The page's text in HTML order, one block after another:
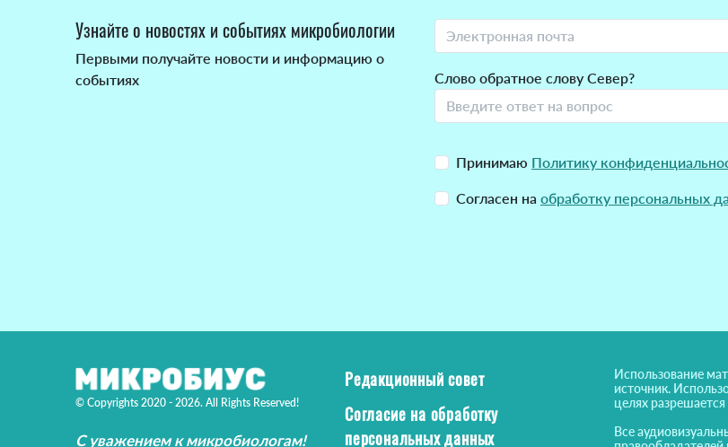
Узнайте о новостях и событиях микробиологии
Первыми получайте новости и информацию о
событиях
Слово обратное слову Север?
Принимаю Политику
Согласен на обработку персональных
© Copyrights 2020 - 2026. All Rights Reserved!
С уважением к микробиологам!
Редакционный совет
Согласие на обработку
персональных данных
Использование
источник.
целях
Все